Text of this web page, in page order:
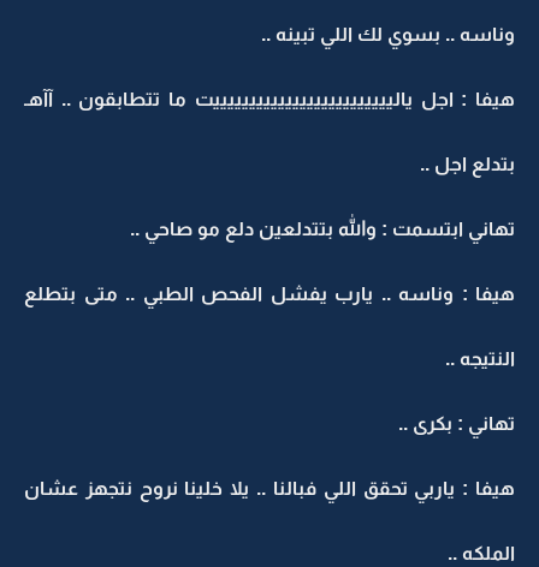
وناسه .. بسوي لك اللي تبينه ..
هيفا : اجل ياليييييييييييييييييييييييييت ما تتطابقون .. آآهـ
بتدلع اجل ..
تهاني ابتسمت : والله بتتدلعين دلع مو صاحي ..
هيفا : وناسه .. يارب يفشل الفحص الطبي .. متى بتطلع
النتيجه ..
تهاني : بكرى ..
هيفا : ياربي تحقق اللي فبالنا .. يلا خلينا نروح نتجهز عشان
الملكه ..